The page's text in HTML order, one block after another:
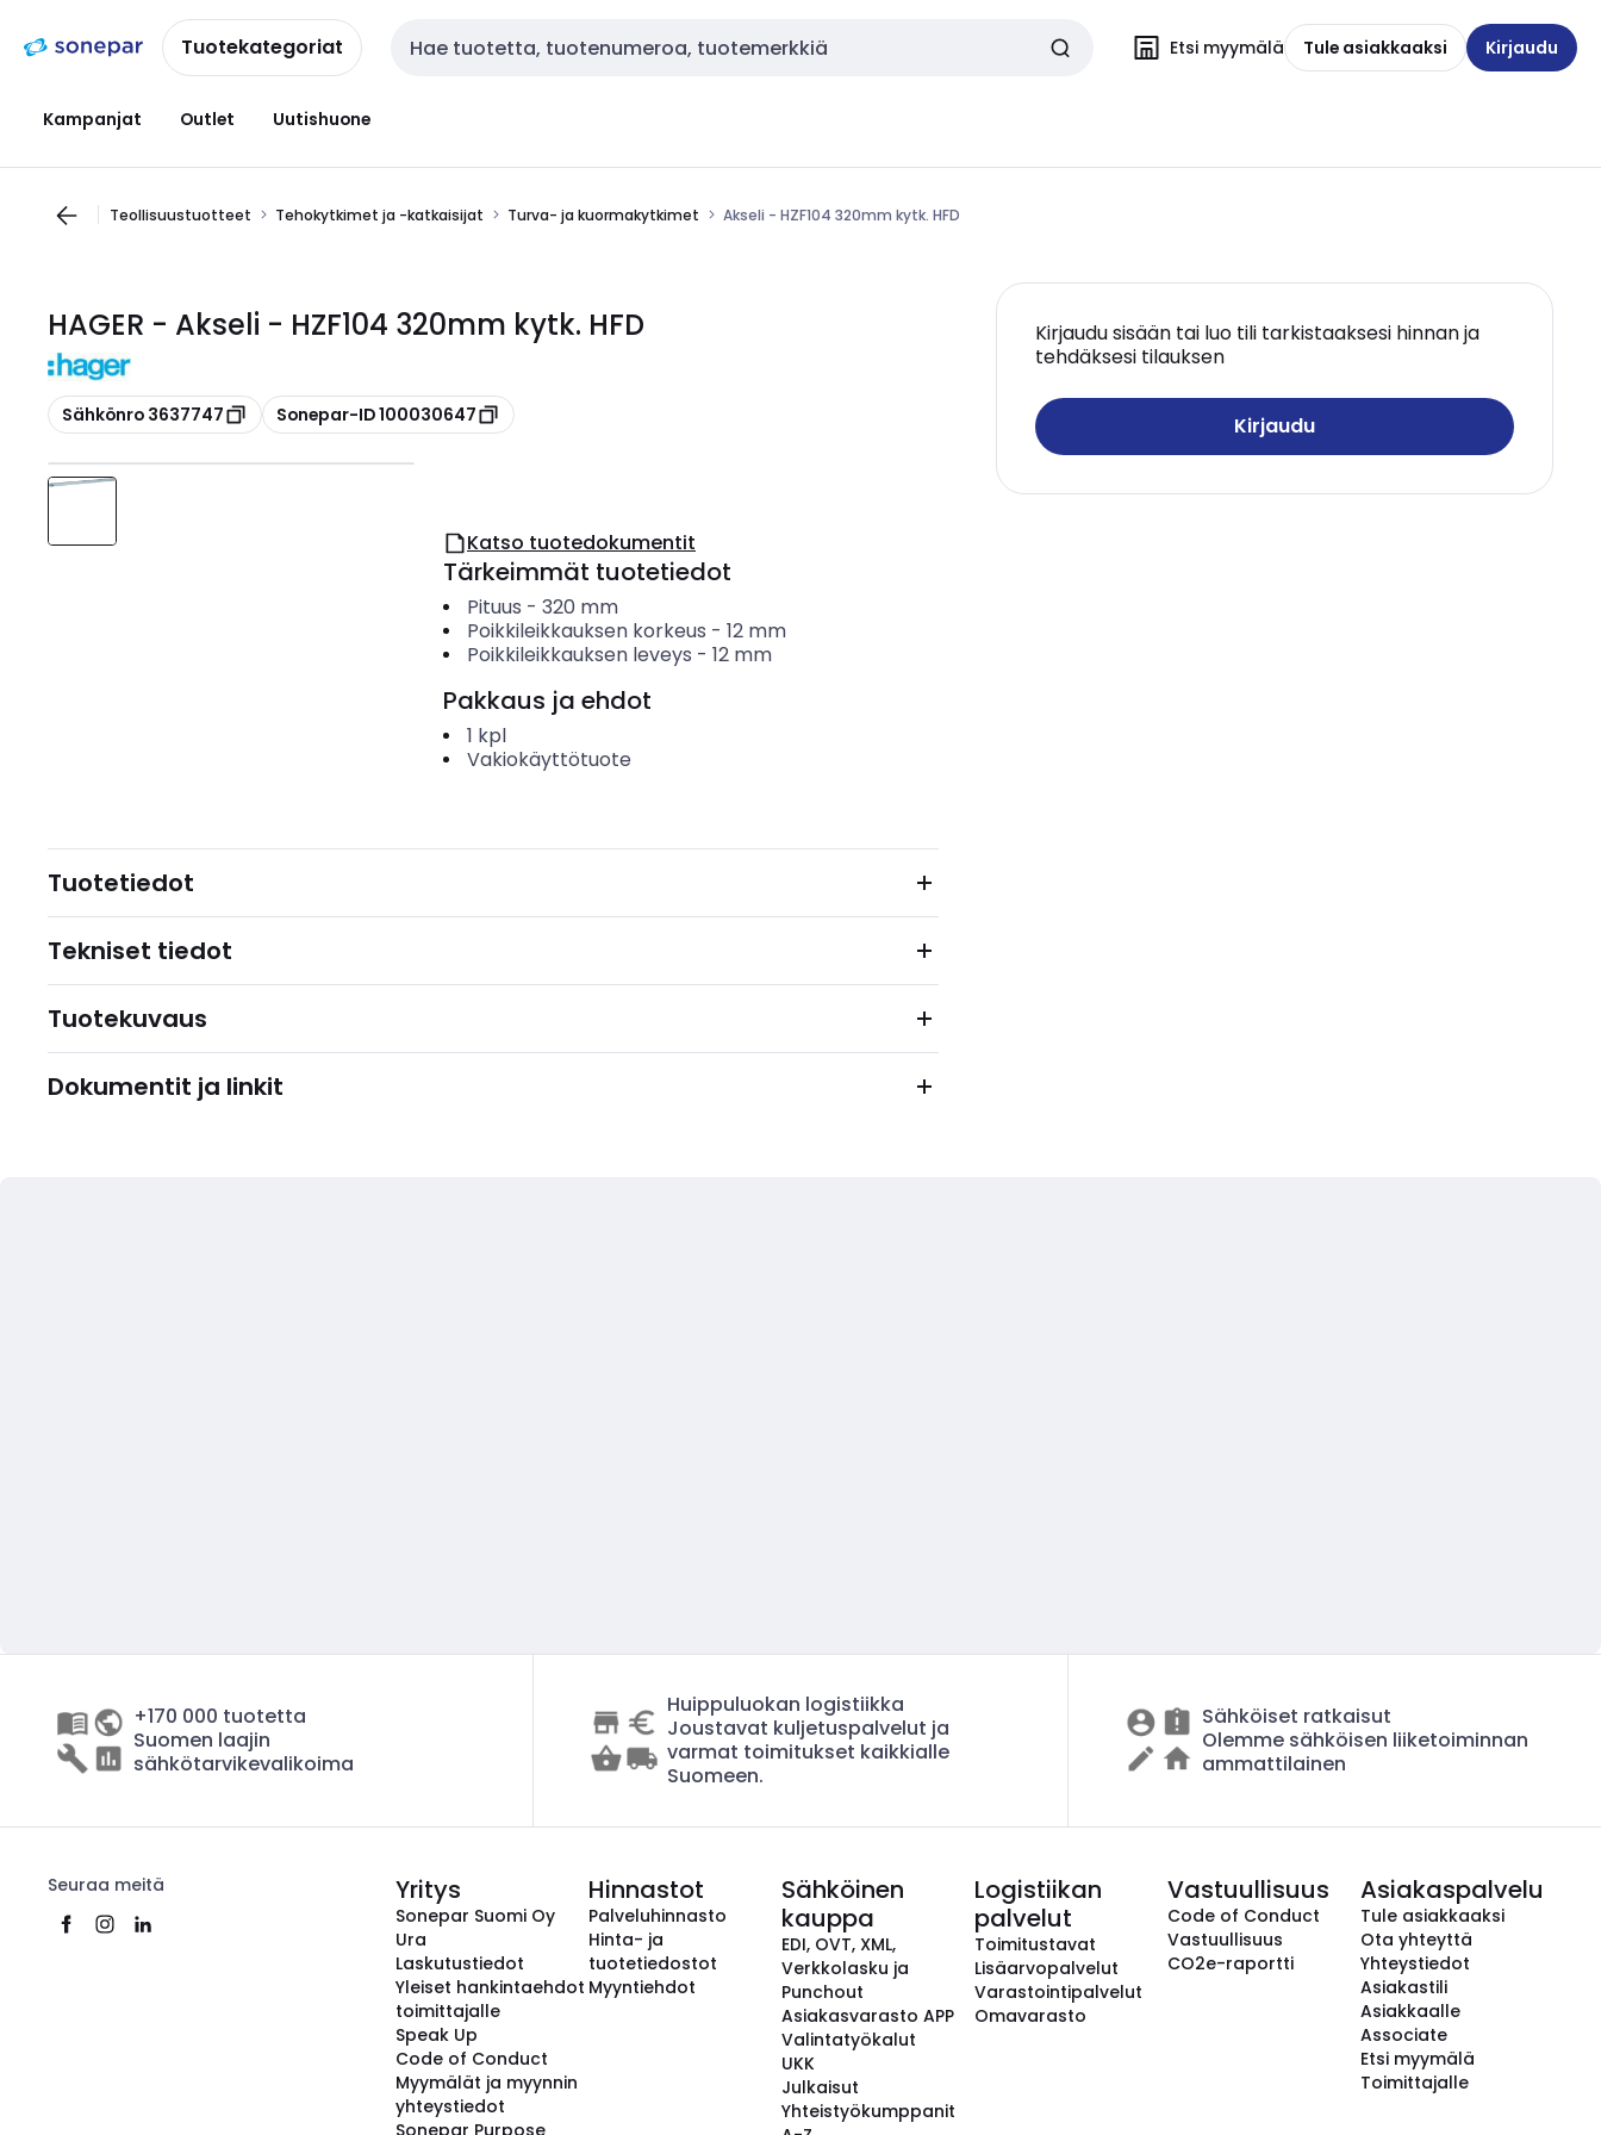
navigointiinsisältöönTuotekategoriat Haku Etsi myymälä Tule asiakkaaksi Kirjaudu
Kampanjat Outlet Uutishuone
Teollisuustuotteet Tehokytkimet ja -katkaisijat Turva- ja kuormakytkimet Akseli - HZF104 320mm kytk. HFD
HAGER - Akseli - HZF104 320mm kytk. HFD
Kopioi
Sähkönro 3637747 Kopioi
Sonepar-ID 100030647
Kirjaudu sisään tai luo tili tarkistaaksesi hinnan ja
tehdäksesi tilauksen
Kirjaudu
Katso tuotedokumentit
Tärkeimmät tuotetiedot
Pituus - 320 mm
Poikkileikkauksen korkeus - 12 mm
Poikkileikkauksen leveys - 12 mm
Pakkaus ja ehdot
1 kpl
Vakiokäyttötuote
Tuotetiedot
Tekniset tiedot
Tuotekuvaus
Dokumentit ja linkit
+170 000 tuotetta
Suomen laajin
sähkötarvikevalikoima
Huippuluokan logistiikka
Joustavat kuljetuspalvelut ja
varmat toimitukset kaikkialle
Suomeen.
Sähköiset ratkaisut
Olemme sähköisen liiketoiminnan
ammattilainen
Seuraa meitä Yritys
Sonepar Suomi Oy
Ura
Laskutustiedot
Yleiset hankintaehdot
toimittajalle
Speak Up
Code of Conduct
Myymälät ja myynnin
yhteystiedot
Sonepar Purpose
Hinnastot
Palveluhinnasto
Hinta- ja
tuotetiedostot
Myyntiehdot
Sähköinen
kauppa
EDI, OVT, XML,
Verkkolasku ja
Punchout
Asiakasvarasto APP
Valintatyökalut
UKK
Julkaisut
Yhteistyökumppanit
Logistiikan
palvelut
Toimitustavat
Lisäarvopalvelut
Varastointipalvelut
Omavarasto
Vastuullisuus
Code of Conduct
Vastuullisuus
CO2e-raportti
Asiakaspalvelu
Tule asiakkaaksi
Ota yhteyttä
Yhteystiedot
Asiakastili
Asiakkaalle
Associate
Etsi myymälä
Toimittajalle